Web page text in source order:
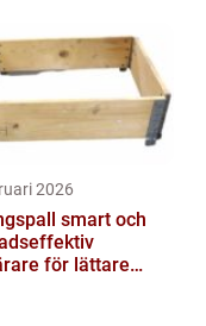
2026
smart och
för lättare